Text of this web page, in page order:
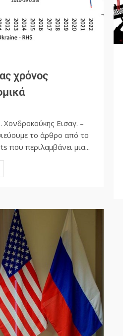
χρόνος
Εισαγ. –
το άρθρο από το
που περιλαμβάνει μια...